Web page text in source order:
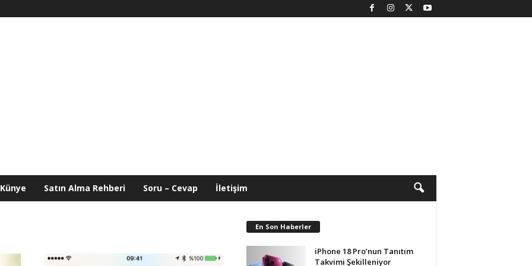
Künye Satın Alma Rehberi Soru – Cevap İletişim
En Son Haberler
iPhone 18 Pro’nun Tanıtım
Takvimi Şekilleniyor